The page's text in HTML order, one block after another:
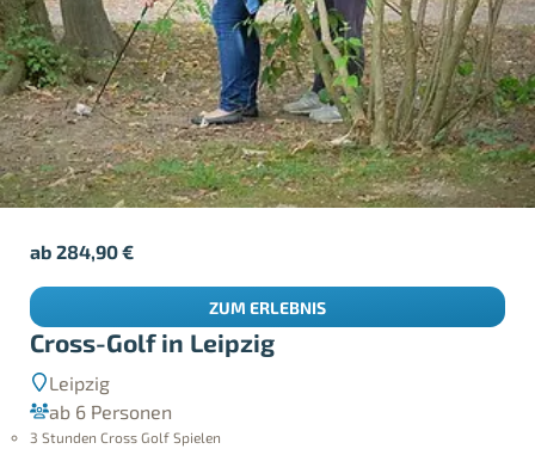
Cross-Golf in Leipzig
Leipzig
ab 6 Personen
3 Stunden Cross Golf Spielen
ab284,90€
ZUM ERLEBNIS